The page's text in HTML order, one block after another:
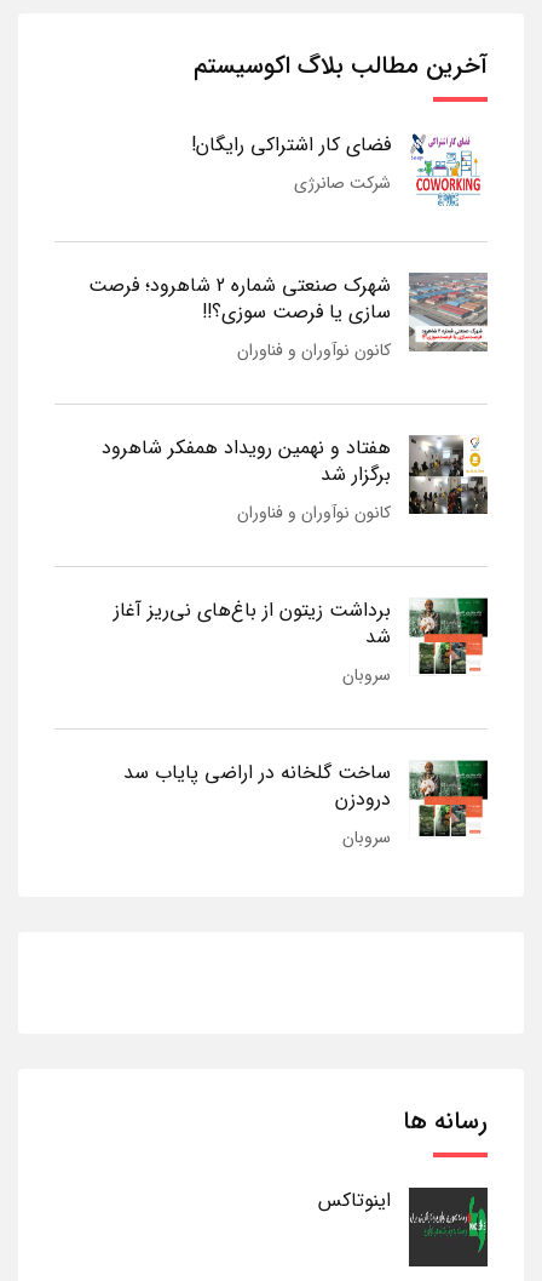
آخرین مطالب بلاگ اکوسیستم
فضای کار اشتراکی رایگان!
شرکت صانرژی
شهرک صنعتی شماره 2 شاهرود؛ فرصت
سازی یا فرصت سوزی؟!!
کانون نوآوران و فناوران
هفتاد و نهمین رویداد همفکر شاهرود
برگزار شد
کانون نوآوران و فناوران
برداشت زیتون از باغ‌های نی‌ریز آغاز
شد
سروبان
ساخت گلخانه در اراضی پایاب سد
درودزن
سروبان
رسانه ها
اینوتاکس